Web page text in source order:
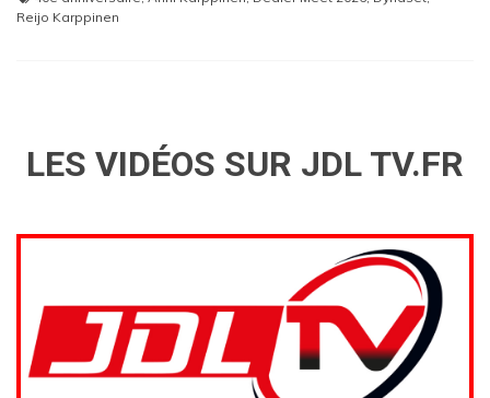
Reijo Karppinen
LES VIDÉOS SUR JDL TV.FR